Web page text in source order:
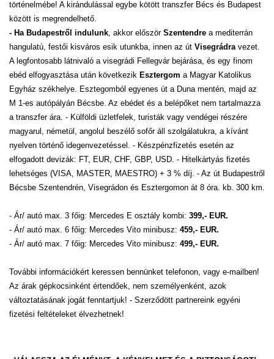
történelmébe! A kirándulással egybe kötött transzfer Bécs és Budapest
között is megrendelhető.
- Ha Budapestről indulunk, akkor először Szentendre a mediterrán
hangulatú, festői kisváros esik utunkba, innen az út Visegrádravezet.
A legfontosabb látnivaló a visegrádi Fellegvár bejárása, és egy finom
ebéd elfogyasztása után következik Esztergom a Magyar Katolikus
Egyház székhelye. Esztegomból egyenes út a Duna mentén, majd az
M 1-es autópályán Bécsbe. Az ebédet és a belépőket nem tartalmazza
a transzfer ára. - Külföldi üzletfelek, turisták vagy vendégei részére
magyarul, németül, angolul beszélő sofőr áll szolgálatukra, a kívánt
nyelven történő idegenvezetéssel. - Készpénzfizetés esetén az
elfogadott devizák: FT, EUR, CHF, GBP, USD. - Hitelkártyás fizetés
lehetséges (VISA, MASTER, MAESTRO) + 3 % díj. - Az út Budapestről
Bécsbe Szentendrén, Visegrádon és Esztergomon át 8 óra. kb. 300 km.
- Ár/ autó max. 3 főig: Mercedes E osztály kombi: 399,- EUR.
- Ár/ autó max. 6 főig: Mercedes Vito minibusz: 459,- EUR.
- Ár/ autó max. 7 főig: Mercedes Vito minibusz: 499,- EUR.
További információkért keressen bennünket telefonon, vagy e-mailben!
Az árak gépkocsinként értendőek, nem személyenként, azok
változtatásának jogát fenntartjuk! - Szerződött partnereink egyéni
fizetési feltételeket élvezhetnek!